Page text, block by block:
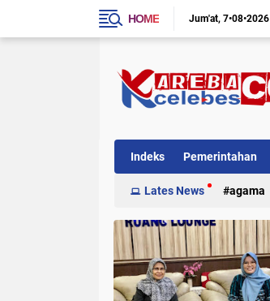
HOME Jum'at 7•08•2026
Indeks Pemerintahan
Internasional Kriminal
Lates News agama